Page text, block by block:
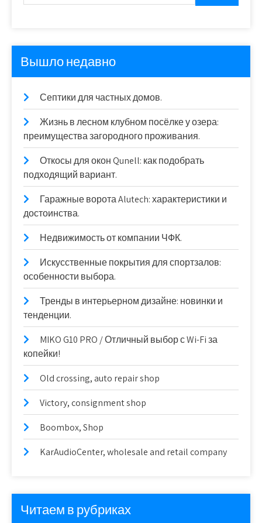
Вышло недавно
Септики для частных домов.
Жизнь в лесном клубном посёлке у озера:
преимущества загородного проживания.
Откосы для окон Qunell: как подобрать
подходящий вариант.
Гаражные ворота Alutech: характеристики и
достоинства.
Недвижимость от компании ЧФК.
Искусственные покрытия для спортзалов:
особенности выбора.
Тренды в интерьерном дизайне: новинки и
тенденции.
MIKO G10 PRO / Отличный выбор с Wi-Fi за
копейки!
Old crossing, auto repair shop
Victory, consignment shop
Boombox, Shop
KarAudioCenter, wholesale and retail company
Читаем в рубриках